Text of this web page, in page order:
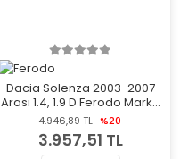
Dacia Solenza 2003-2007
Arası 1.4, 1.9 D Ferodo Marka
Ön Havalı Fren Diski
4.946,89 TL %20
3.957,51 TL